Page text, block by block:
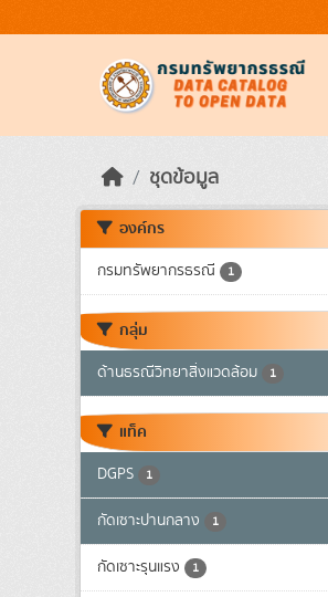
ชุดข้อมูล
องค์กร
กรมทรัพยากรธรณี 1
กลุ่ม
ด้านธรณีวิทยาสิ่งแวดล้อม 1
แท็ค
DGPS 1
กัดเซาะปานกลาง 1
กัดเซาะรุนแรง 1